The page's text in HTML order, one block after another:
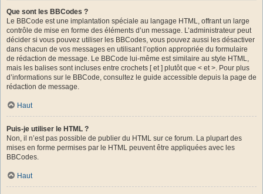
Que sont les BBCodes ?
Le BBCode est une implantation spéciale au langage HTML, offrant un large
contrôle de mise en forme des éléments d’un message. L’administrateur peut
décider si vous pouvez utiliser les BBCodes, vous pouvez aussi les désactiver
dans chacun de vos messages en utilisant l’option appropriée du formulaire
de rédaction de message. Le BBCode lui-même est similaire au style HTML,
mais les balises sont incluses entre crochets [ et ] plutôt que < et >. Pour plus
d’informations sur le BBCode, consultez le guide accessible depuis la page de
rédaction de message.
Haut
Puis-je utiliser le HTML ?
Non, il n’est pas possible de publier du HTML sur ce forum. La plupart des
mises en forme permises par le HTML peuvent être appliquées avec les
BBCodes.
Haut